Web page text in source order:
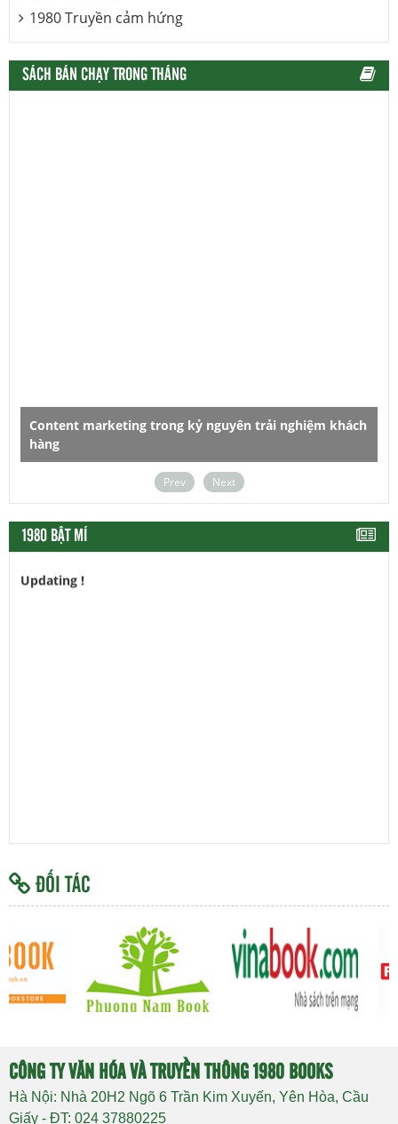
1980 Truyền cảm hứng
SÁCH BÁN CHẠY TRONG THÁNG
marketing trong kỷ nguyên trải nghiệm khách
Prev Next
1980 BẬT MÍ
Updating !
ĐỐI TÁC
CÔNG TY VĂN HÓA VÀ TRUYỀN THÔNG 1980 BOOKS
Hà Nội: Nhà 20H2 Ngõ 6 Trần Kim Xuyến, Yên Hòa, Cầu
Giấy - ĐT: 024 37880225